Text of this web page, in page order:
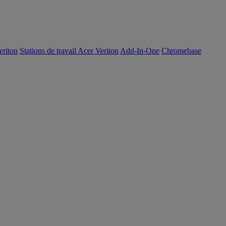
Stations de travail Acer Veriton Add-In-One Chromebase